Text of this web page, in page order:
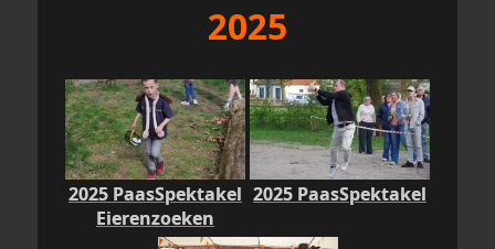
2025
2025 PaasSpektakel
Eierenzoeken
2025 PaasSpektakel